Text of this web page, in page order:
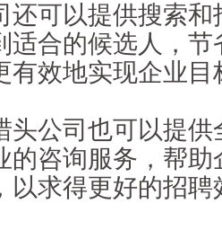
可以提供搜索和
适合的候选人，
有效地实现企业目
公司也可以提供
的咨询服务，帮
以求得更好的招聘